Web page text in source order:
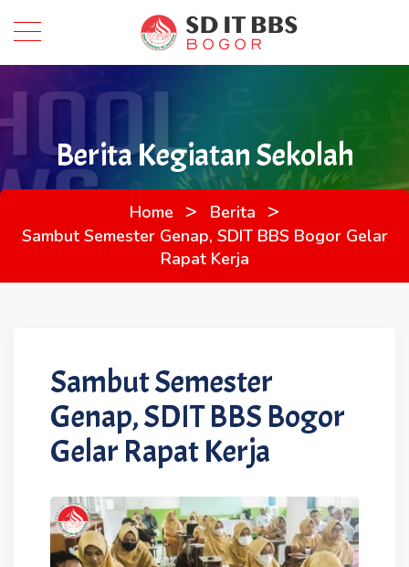
Berita Kegiatan Sekolah
Home > Berita >
Sambut Semester Genap, SDIT BBS Bogor Gelar
Rapat Kerja
Sambut Semester
Genap, SDIT BBS Bogor
Gelar Rapat Kerja